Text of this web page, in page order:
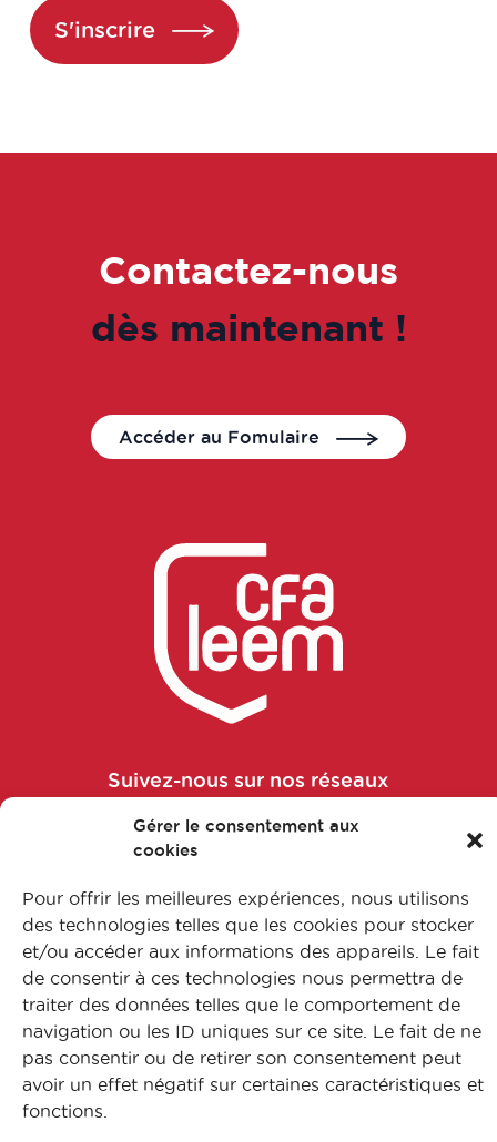
Gérer le consentement aux
cookies
Pour offrir les meilleures expériences, nous utilisons
des technologies telles que les cookies pour stocker
et/ou accéder aux informations des appareils. Le fait
de consentir à ces technologies nous permettra de
traiter des données telles que le comportement de
navigation ou les ID uniques sur ce site. Le fait de ne
pas consentir ou de retirer son consentement peut
avoir un effet négatif sur certaines caractéristiques et
fonctions.
Chargé amélioration continue
Chargé contrôle pub
Chargé de projet en prévention,
éducation à la santé
Chargé des affaires réglementaires
santé
Chargé des études pharmaco-
Chargé développement analytique
Chargé développement industriel
​Chargé études de marché
Chargé Market Access
S'inscrire
Contactez-nous
dès maintenant !
Accéder au Fomulaire
Suivez-nous sur nos réseaux
FAQ
L’apprentissage
Nos formations
Nos métiers
Contactez-nous
Mentions légales